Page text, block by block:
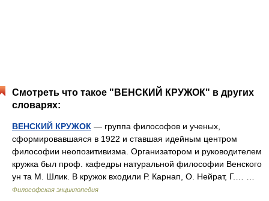
Смотреть что такое "ВЕНСКИЙ КРУЖОК" в других
словарях:
ВЕНСКИЙ КРУЖОК — группа философов и ученых,
сформировавшаяся в 1922 и ставшая идейным центром
философии неопозитивизма. Организатором и руководителем
кружка был проф. кафедры натуральной философии Венского
ун та М. Шлик. В кружок входили Р. Карнап, О. Нейрат, Г.… …
Философская энциклопедия